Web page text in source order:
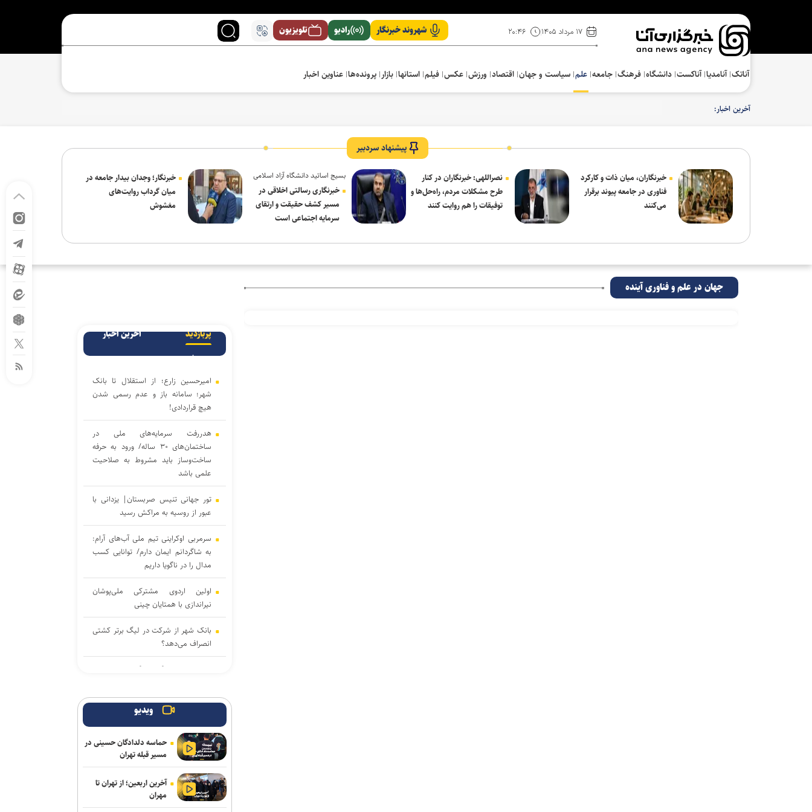
۱۷ مرداد ۱۴۰۵ ۲۰:۴۶ شهروند خبرنگار رادیو تلویزیون
آناتک آنامدیا آناکست دانشگاه فرهنگ‌ جامعه علم سیاست و جهان اقتصاد ورزش عکس فیلم استانها بازار پرونده‌ها عناوین اخبار
آخرین اخبار:
پیشنهاد سردبیر
خبرنگاران، میان ذات و کارکرد
فناوری در جامعه پیوند برقرار
می‌کنند
نصراللهی: خبرنگاران در کنار
طرح مشکلات مردم، راه‌حل‌ها و
توفیقات را هم روایت کنند
بسیج اساتید دانشگاه آزاد اسلامی
در پیام روز خبرنگار:
خبرنگاری رسالتی اخلاقی در
مسیر کشف حقیقت و ارتقای
سرمایه اجتماعی است
خبرنگار؛ وجدان بیدار جامعه در
میان گرداب روایت‌های
مغشوش
جهان در علم و فناوری آینده
پربازدید
آخرین اخبار
پربحث
امیرحسین زارع؛ از استقلال تا بانک
شهر؛ سامانه‌ باز و عدم رسمی شدن
هیچ قراردادی!
هدررفت سرمایه‌های ملی در
ساختمان‌های ۳۰ ساله/ ورود به حرفه
ساخت‌وساز باید مشروط به صلاحیت
علمی باشد
تور جهانی تنیس صربستان| یزدانی با
عبور از روسیه به مراکش رسید
سرمربی اوکراینی تیم ملی آب‌های آرام:
به شاگردانم ایمان دارم/ توانایی کسب
مدال را در ناگویا داریم
اولین اردوی مشترکی ملی‌پوشان
نیراندازی با همتایان چینی
بانک شهر از شرکت در لیگ برتر کشتی
انصراف می‌دهد؟
اعلام زمان بازگشت گرا به تمرینات
گروسی: استقلال باید به جوانانش
بهتر که جدا شد
برگزاری مجمع سالیانه فدراسیون
بدمینتون
میکائیلی: استقلال برای تکرار قهرمانی
ویدیو
حماسه دلدادگان حسینی در
مسیر قبله تهران
آخرین اربعین؛ از تهران تا
مهران